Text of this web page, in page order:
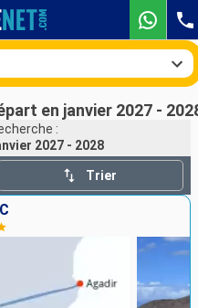
Compagnies
en janvier 2027 -
:
2027 - 2028
Trier